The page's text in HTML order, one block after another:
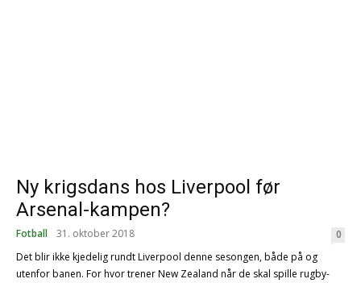
Ny krigsdans hos Liverpool før
Arsenal-kampen?
Fotball 31. oktober 2018
0
Det blir ikke kjedelig rundt Liverpool denne sesongen, både på og
utenfor banen. For hvor trener New Zealand når de skal spille rugby-